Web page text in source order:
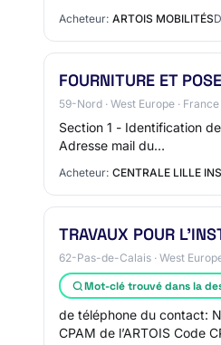
Acheteur: ARTOIS MOBILITÉS
FOURNITURE ET
59-Nord · West Europe · France
Section 1 - Identification
Adresse mail du…
Acheteur: CENTRALE LILLE
TRAVAUX POUR
62-Pas-de-Calais · West
Mot-clé trouvé dans la
de téléphone du contact:
CPAM de l’ARTOIS Code